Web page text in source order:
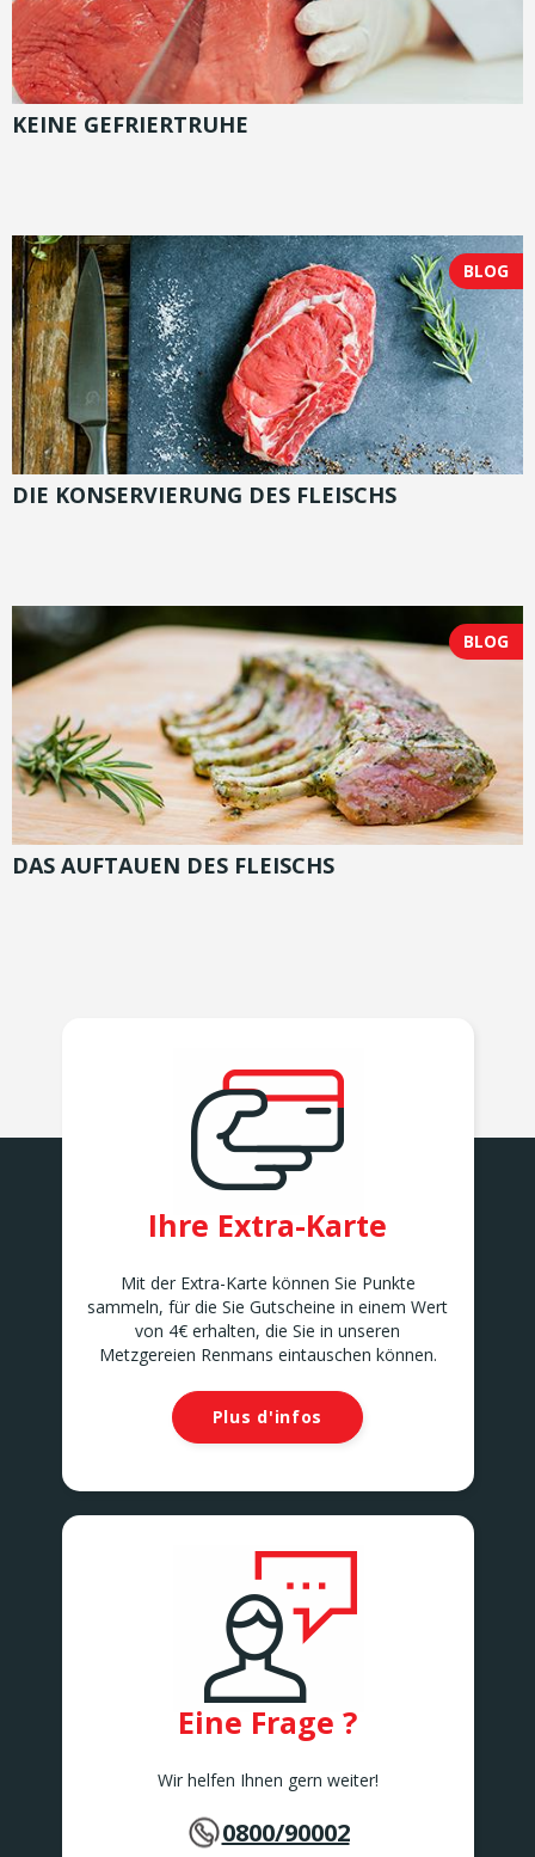
KEINE GEFRIERTRUHE
BLOG
DIE KONSERVIERUNG DES FLEISCHS
BLOG
DAS AUFTAUEN DES FLEISCHS
Ihre Extra-Karte
Mit der Extra-Karte können Sie Punkte
sammeln, für die Sie Gutscheine in einem Wert
von 4€ erhalten, die Sie in unseren
Metzgereien Renmans eintauschen können.
Plus d'infos
Eine Frage ?
Wir helfen Ihnen gern weiter!
0800/90002